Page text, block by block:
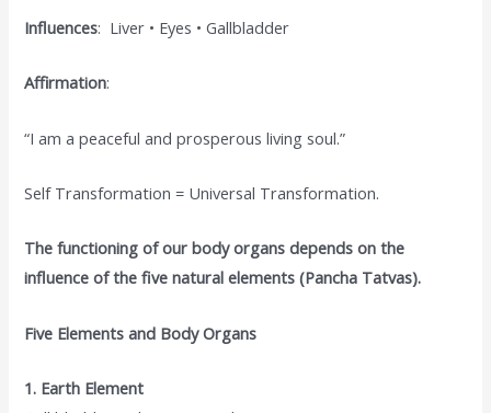
Influences: Liver • Eyes • Gallbladder
Affirmation:
“I am a peaceful and prosperous living soul.”
Self Transformation = Universal Transformation.
The functioning of our body organs depends on the
influence of the five natural elements (Pancha Tatvas).
Five Elements and Body Organs
1. Earth Element